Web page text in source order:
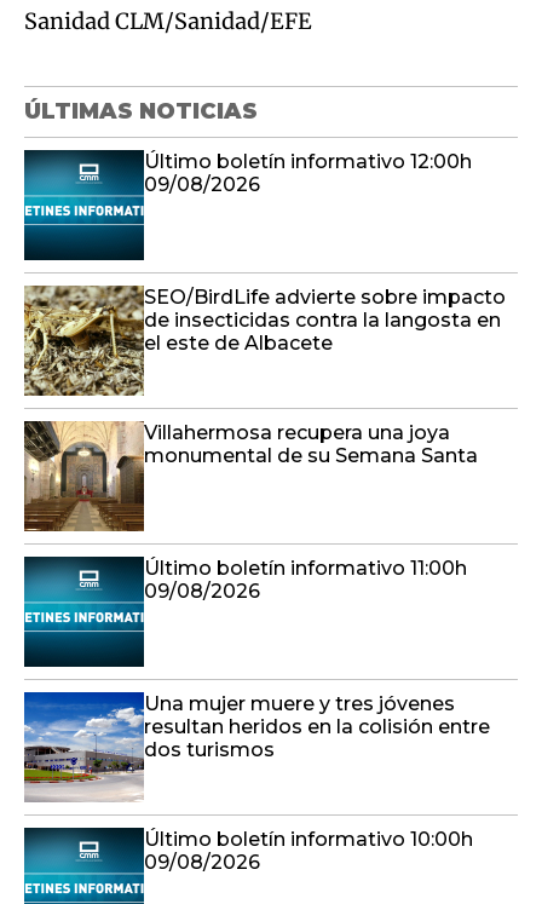
Sanidad CLM/Sanidad/EFE
ÚLTIMAS NOTICIAS
Último boletín informativo 12:00h
09/08/2026
SEO/BirdLife advierte sobre impacto
de insecticidas contra la langosta en
el este de Albacete
Villahermosa recupera una joya
monumental de su Semana Santa
Último boletín informativo 11:00h
09/08/2026
Una mujer muere y tres jóvenes
resultan heridos en la colisión entre
dos turismos
Último boletín informativo 10:00h
09/08/2026